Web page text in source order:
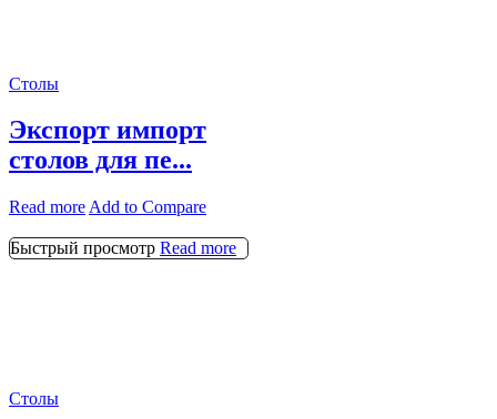
Столы
Экспорт импорт
столов для пе...
Read more Add to Compare
Быстрый просмотр Read more
Столы